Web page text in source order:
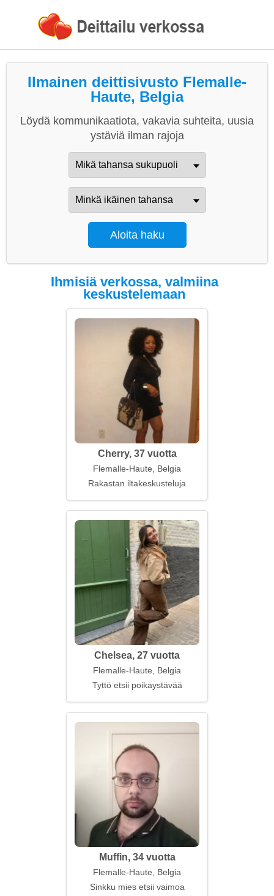
Ilmainen deittisivusto Flemalle-
Haute, Belgia
Löydä kommunikaatiota, vakavia suhteita, uusia
ystäviä ilman rajoja
Ihmisiä verkossa, valmiina
keskustelemaan
Cherry, 37 vuotta
Flemalle-Haute, Belgia
Rakastan iltakeskusteluja
Chelsea, 27 vuotta
Flemalle-Haute, Belgia
Tyttö etsii poikaystävää
Muffin, 34 vuotta
Flemalle-Haute, Belgia
Sinkku mies etsii vaimoa